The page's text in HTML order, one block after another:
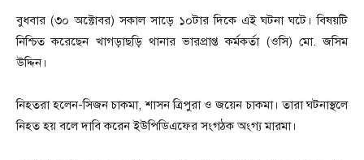
বুধবার (৩০ অক্টোবর) সকাল সাড়ে ১০টার দিকে এই ঘটনা ঘটে। বিষয়টি
নিশ্চিত করেছেন খাগড়াছড়ি থানার ভারপ্রাপ্ত কর্মকর্তা (ওসি) মো. জসিম
উদ্দিন।
নিহতরা হলেন-সিজন চাকমা, শাসন ত্রিপুরা ও জয়েন চাকমা। তারা ঘটনাস্থলে
নিহত হয় বলে দাবি করেন ইউপিডিএফের সংগঠক অংগ্য মারমা।